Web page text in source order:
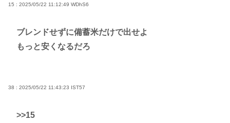
15 : 2025/05/22 11:12:49 WDhS6
ブレンドせずに備蓄米だけで出せよ
もっと安くなるだろ
38 : 2025/05/22 11:43:23 IST57
>>15